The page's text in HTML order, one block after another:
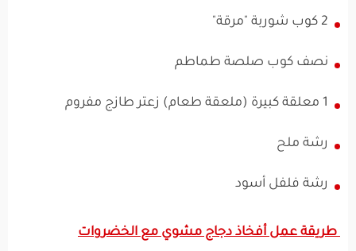
2 كوب شوربة "مرقة"
نصف كوب صلصة طماطم
1 معلقة كبيرة (ملعقة طعام) زعتر طازج مفروم
رشة ملح
رشة فلفل أسود
طريقة عمل أفخاذ دجاج مشوي مع الخضروات